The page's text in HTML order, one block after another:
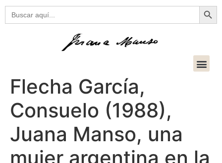
Buscar:
Flecha García,
Consuelo (1988),
Juana Manso, una
mujer argentina en la